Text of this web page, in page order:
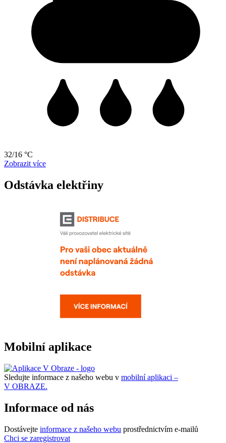
32/16 °C
Zobrazit více
Odstávka elektřiny
Mobilní aplikace
Sledujte informace z našeho webu v mobilní aplikaci –
V OBRAZE.
Informace od nás
Dostávejte informace z našeho webu prostřednictvím e-mailů
Chci se zaregistrovat